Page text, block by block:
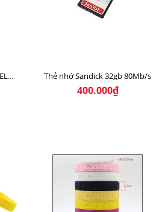
BALO MÁY ẢNH SLRC CASELOGIC 206 BLACK Thẻ nhớ Sandick 32gb 80Mb/s
400.000₫